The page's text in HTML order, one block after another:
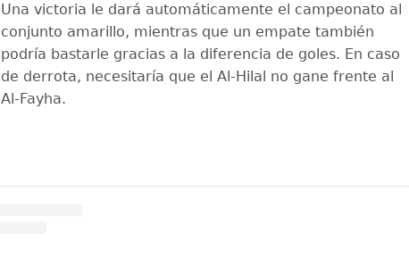
Una victoria le dará automáticamente el campeonato al
conjunto amarillo, mientras que un empate también
podría bastarle gracias a la diferencia de goles. En caso
de derrota, necesitaría que el Al-Hilal no gane frente al
Al-Fayha.